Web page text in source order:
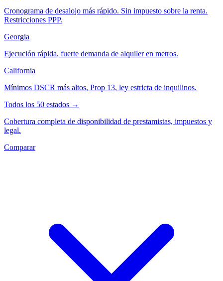
Cronograma de desalojo más rápido. Sin impuesto sobre la renta.
Restricciones PPP.
Georgia
Ejecución rápida, fuerte demanda de alquiler en metros.
California
Mínimos DSCR más altos, Prop 13, ley estricta de inquilinos.
Todos los 50 estados →
Cobertura completa de disponibilidad de prestamistas, impuestos y
legal.
Comparar